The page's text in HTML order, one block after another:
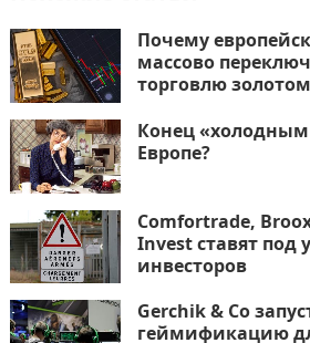
Почему
массово
торговлю золотом
Конец
Европе?
Comfortrade,
Invest ставят под
инвесторов
Gerchik & Co
геймификацию